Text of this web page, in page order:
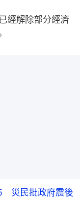
經解除部分經濟
災民批政府震後